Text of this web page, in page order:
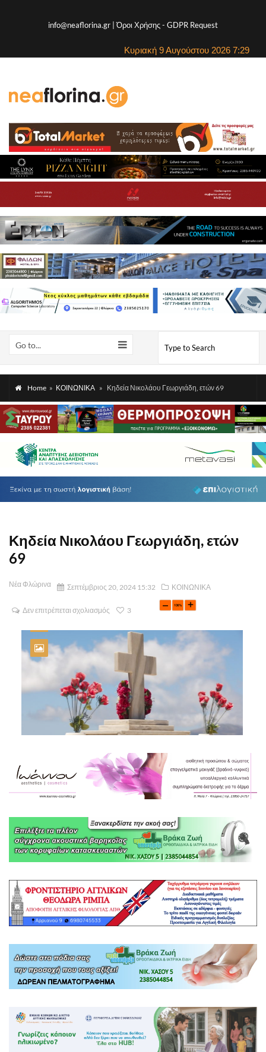
info@neaflorina.gr |Όροι Χρήσης- GDPR Request
Κυριακή 9 Αυγούστου 2026 7:29
Go to...
Home » ΚΟΙΝΩΝΙΚΑ » Κηδεία Νικολάου Γεωργιάδη, ετών 69
Κηδεία Νικολάου Γεωργιάδη, ετών
69
Νέα Φλώρινα Σεπτέμβριος 20, 2024 15:32 ΚΟΙΝΩΝΙΚΑ
Δεν επιτρέπεται σχολιασμός 3